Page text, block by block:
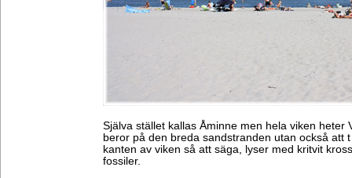
Själva stället kallas Åminne men hela viken heter
beror på den breda sandstranden utan också att
kanten av viken så att säga, lyser med kritvit
fossiler.